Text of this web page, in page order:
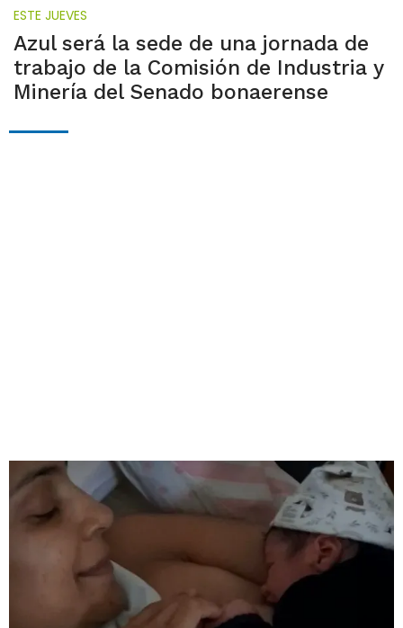
ESTE JUEVES
Azul será la sede de una jornada de
trabajo de la Comisión de Industria y
Minería del Senado bonaerense